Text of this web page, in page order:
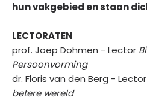
hun vakgebied en staan
LECTORATEN
prof. Joep Dohmen - Lector
Persoonvorming
dr. Floris van den Berg - Lector
betere wereld